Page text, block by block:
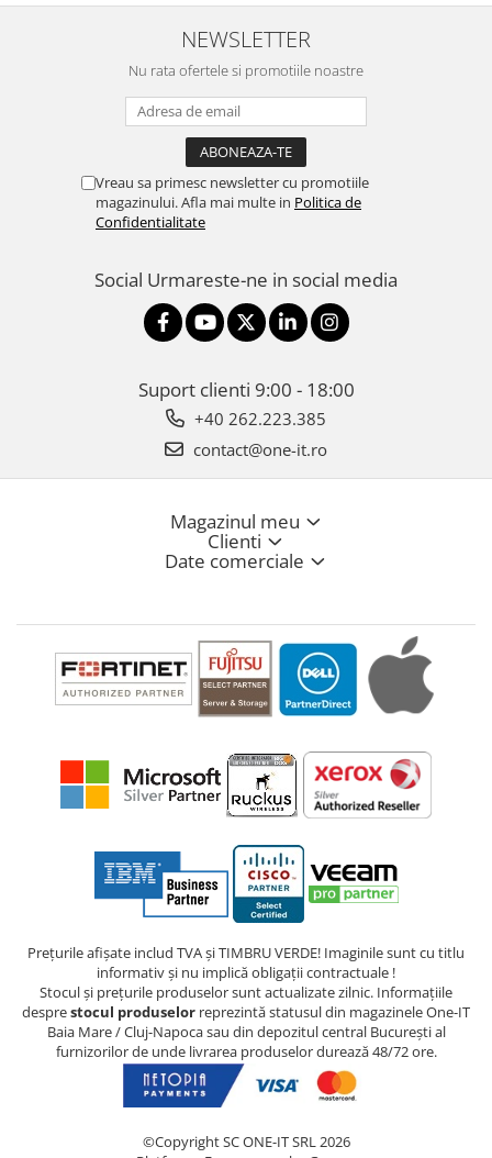
NEWSLETTER
Nu rata ofertele si promotiile noastre
Vreau sa primesc newsletter cu promotiile
magazinului. Afla mai multe in Politica de
Confidentialitate
Social Urmareste-ne in social media
Suport clienti 9:00 - 18:00
+40 262.223.385
contact@one-it.ro
Magazinul meu
Clienti
Date comerciale
Prețurile afișate includ TVA și TIMBRU VERDE! Imaginile sunt cu titlu
informativ și nu implică obligații contractuale !
Stocul și prețurile produselor sunt actualizate zilnic. Informațiile
desprestocul produselor reprezintă statusul din magazinele One-IT
Baia Mare / Cluj-Napoca sau din depozitul central București al
furnizorilor de unde livrarea produselor durează 48/72 ore.
©Copyright SC ONE-IT SRL 2026